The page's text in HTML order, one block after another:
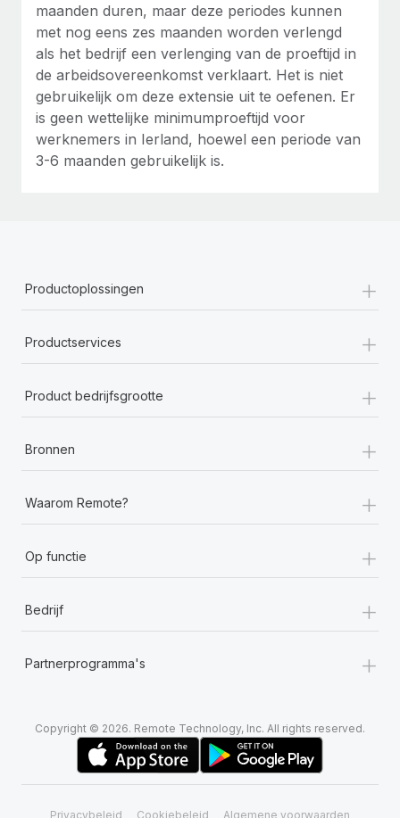
maanden duren, maar deze periodes kunnen
met nog eens zes maanden worden verlengd
als het bedrijf een verlenging van de proeftijd in
de arbeidsovereenkomst verklaart. Het is niet
gebruikelijk om deze extensie uit te oefenen. Er
is geen wettelijke minimumproeftijd voor
werknemers in Ierland, hoewel een periode van
3-6 maanden gebruikelijk is.
Productoplossingen +
Productservices +
Product bedrijfsgrootte +
Bronnen +
Waarom Remote? +
Op functie +
Bedrijf +
Partnerprogramma's +
Copyright © 2026. Remote Technology, Inc. All rights reserved.
Privacybeleid Cookiebeleid Algemene voorwaarden